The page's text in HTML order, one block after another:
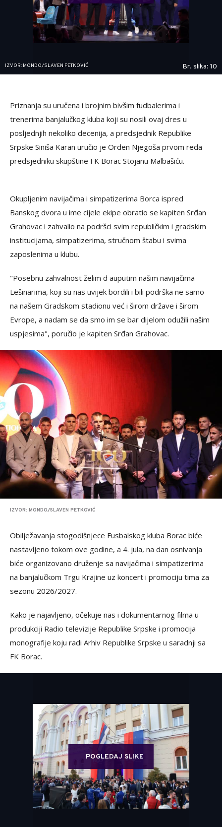
IZVOR: MONDO/SLAVEN PETKOVIĆ Br. slika: 10
Priznanja su uručena i brojnim bivšim fudbalerima i
trenerima banjalučkog kluba koji su nosili ovaj dres u
posljednjih nekoliko decenija, a predsjednik Republike
Srpske Siniša Karan uručio je Orden Njegoša prvom reda
predsjedniku skupštine FK Borac Stojanu Malbašiću.
Okupljenim navijačima i simpatizerima Borca ispred
Banskog dvora u ime cijele ekipe obratio se kapiten Srđan
Grahovac i zahvalio na podršci svim republičkim i gradskim
institucijama, simpatizerima, stručnom štabu i svima
zaposlenima u klubu.
"Posebnu zahvalnost želim d auputim našim navijačima
Lešinarima, koji su nas uvijek bordili i bili podrška ne samo
na našem Gradskom stadionu već i širom države i širom
Evrope, a nadam se da smo im se bar dijelom odužili našim
uspjesima", poručio je kapiten Srđan Grahovac.
IZVOR: MONDO/SLAVEN PETKOVIĆ
Obilježavanja stogodišnjece Fusbalskog kluba Borac biće
nastavljeno tokom ove godine, a 4. jula, na dan osnivanja
biće organizovano druženje sa navijačima i simpatizerima
na banjalučkom Trgu Krajine uz koncert i promociju tima za
sezonu 2026/2027.
Kako je najavljeno, očekuje nas i dokumentarnog filma u
produkciji Radio televizije Republike Srpske i promocija
monografije koju radi Arhiv Republike Srpske u saradnji sa
FK Borac.
POGLEDAJ SLIKE